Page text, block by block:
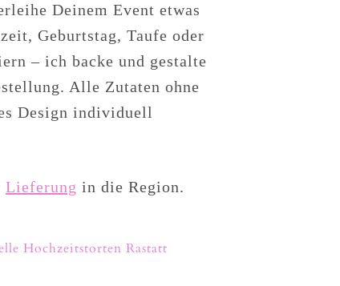
Deinem Event etwas
Geburtstag, Taufe oder
– ich backe und gestalte
Alle Zutaten ohne
Design individuell
Lieferung in die Region.